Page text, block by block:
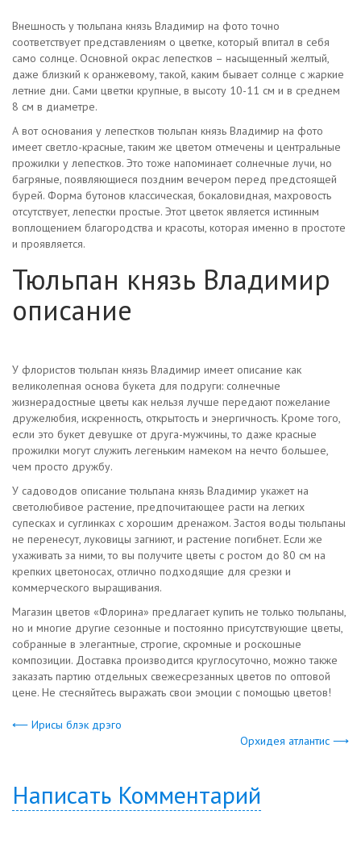
Внешность у тюльпана князь Владимир на фото точно
соответствует представлениям о цветке, который впитал в себя
само солнце. Основной окрас лепестков – насыщенный желтый,
даже близкий к оранжевому, такой, каким бывает солнце с жаркие
летние дни. Сами цветки крупные, в высоту 10-11 см и в среднем
8 см в диаметре.
А вот основания у лепестков тюльпан князь Владимир на фото
имеет светло-красные, таким же цветом отмечены и центральные
прожилки у лепестков. Это тоже напоминает солнечные лучи, но
багряные, появляющиеся поздним вечером перед предстоящей
бурей. Форма бутонов классическая, бокаловидная, махровость
отсутствует, лепестки простые. Этот цветок является истинным
воплощением благородства и красоты, которая именно в простоте
и проявляется.
Тюльпан князь Владимир
описание
У флористов тюльпан князь Владимир имеет описание как
великолепная основа букета для подруги: солнечные
жизнерадостные цветы как нельзя лучше передают пожелание
дружелюбия, искренность, открытость и энергичность. Кроме того,
если это букет девушке от друга-мужчины, то даже красные
прожилки могут служить легеньким намеком на нечто большее,
чем просто дружбу.
У садоводов описание тюльпана князь Владимир укажет на
светолюбивое растение, предпочитающее расти на легких
супесках и суглинках с хорошим дренажом. Застоя воды тюльпаны
не перенесут, луковицы загниют, и растение погибнет. Если же
ухаживать за ними, то вы получите цветы с ростом до 80 см на
крепких цветоносах, отлично подходящие для срезки и
коммерческого выращивания.
Магазин цветов «Флорина» предлагает купить не только тюльпаны,
но и многие другие сезонные и постоянно присутствующие цветы,
собранные в элегантные, строгие, скромные и роскошные
композиции. Доставка производится круглосуточно, можно также
заказать партию отдельных свежесрезанных цветов по оптовой
цене. Не стесняйтесь выражать свои эмоции с помощью цветов!
⟵ Ирисы блэк дрэго
Орхидея атлантис ⟶
Написать Комментарий